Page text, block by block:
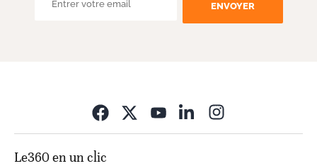
ENVOYER
Le360 en un clic